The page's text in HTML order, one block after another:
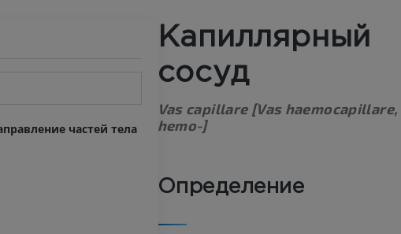
частей тела
Капиллярный
сосуд
Vas capillare [Vas haemocapillare,
hemo-]
Определение